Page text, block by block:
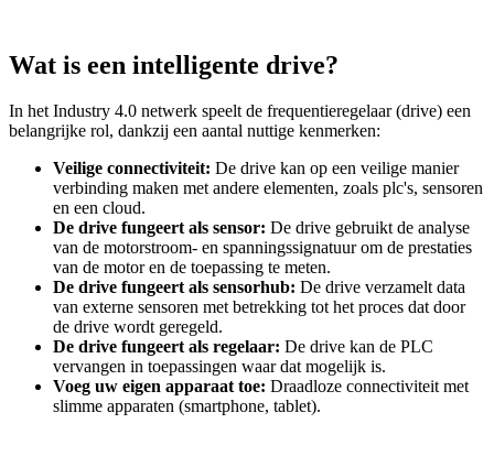
Wat is een intelligente drive?
In het Industry 4.0 netwerk speelt de frequentieregelaar (drive) een
belangrijke rol, dankzij een aantal nuttige kenmerken:
Veilige connectiviteit: De drive kan op een veilige manier
verbinding maken met andere elementen, zoals plc's, sensoren
en een cloud.
De drive fungeert als sensor: De drive gebruikt de analyse
van de motorstroom- en spanningssignatuur om de prestaties
van de motor en de toepassing te meten.
De drive fungeert als sensorhub: De drive verzamelt data
van externe sensoren met betrekking tot het proces dat door
de drive wordt geregeld.
De drive fungeert als regelaar: De drive kan de PLC
vervangen in toepassingen waar dat mogelijk is.
Voeg uw eigen apparaat toe: Draadloze connectiviteit met
slimme apparaten (smartphone, tablet).